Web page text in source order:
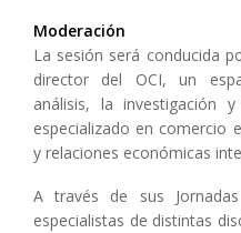
Moderación
La sesión será conducida
director del OCI, un
análisis, la investigación
especializado en comercio
y relaciones económicas
A través de sus
especialistas de distintas